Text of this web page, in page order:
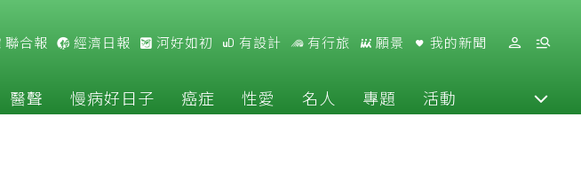
聯合報 經濟日報 河好如初 有設計 有行旅 願景 我的新聞
醫聲 慢病好日子 癌症 性愛 名人 專題 活動